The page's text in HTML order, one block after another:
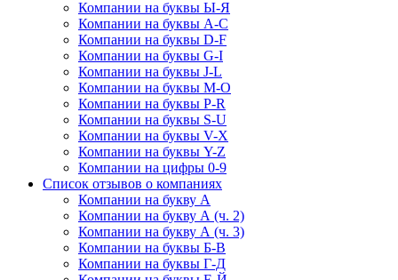
Компании на буквы Ы-Я
Компании на буквы A-C
Компании на буквы D-F
Компании на буквы G-I
Компании на буквы J-L
Компании на буквы M-O
Компании на буквы P-R
Компании на буквы S-U
Компании на буквы V-X
Компании на буквы Y-Z
Компании на цифры 0-9
Список отзывов о компаниях
Компании на букву А
Компании на букву А (ч. 2)
Компании на букву А (ч. 3)
Компании на буквы Б-В
Компании на буквы Г-Д